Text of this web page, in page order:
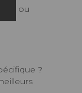
ou
?